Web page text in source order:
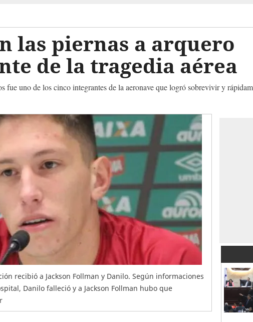
las piernas a arquero
de la tragedia aérea
fue uno de los cinco integrantes de la aeronave que logró sobrevivir y
recibió a Jackson Follman y Danilo. Según informaciones
Danilo falleció y a Jackson Follman hubo que